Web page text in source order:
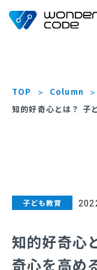
TOP
Column
知的好奇心とは？ 子
知的好奇心
奇心を高め
子ども教育